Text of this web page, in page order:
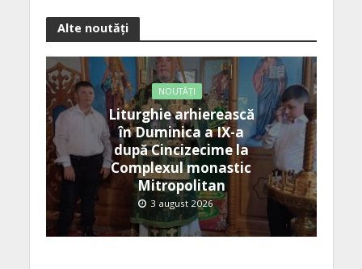
Alte noutăți
NOUTĂȚI
Liturghie arhierească
în Duminica a IX-a
după Cincizecime la
Complexul monastic
Mitropolitan
3 august 2026